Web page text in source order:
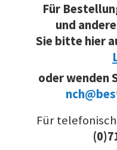
Für
und
Sie bitte hier
oder wenden
Für